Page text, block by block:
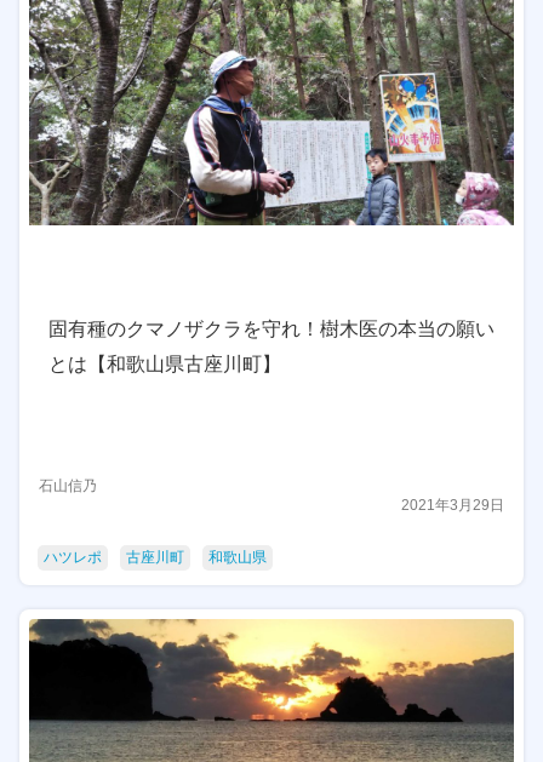
固有種のクマノザクラを守れ！樹木医の本当の願い
とは【和歌山県古座川町】
石山信乃
2021年3月29日
ハツレポ 古座川町 和歌山県